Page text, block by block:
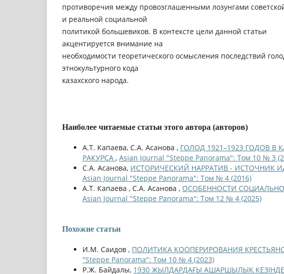
противоречия между провозглашенными лозунгами
и реальной социальной
политикой большевиков. В контексте цели данной статьи
акцентируется внимание на
необходимости теоретического осмысления последствий
этнокультурного кода
казахского народа.
Наиболее читаемые статьи этого автора (авторов)
А.Т. Капаева, С.А. Асанова , ГОЛОД 1921–1923 ГОДОВ В
РАКУРСА , Asian Journal "Steppe Panorama": Том 10 № 3
С.А. Асанова, ИСТОРИЧЕСКИЙ НАРРАТИВ - ИСТОЧНИК
Asian Journal "Steppe Panorama": Том № 4 (2016)
А.Т. Капаева , С.А. Асанова , ОСОБЕННОСТИ
Asian Journal "Steppe Panorama": Том 12 № 4 (2025)
Похожие статьи
И.М. Саидов , ПОЛИТИКА КООПЕРИРОВАНИЯ
"Steppe Panorama": Том 10 № 4 (2023)
Р.Ж. Байдалы, 1930 ЖЫЛДАРДАҒЫ АШАРШЫЛЫҚ